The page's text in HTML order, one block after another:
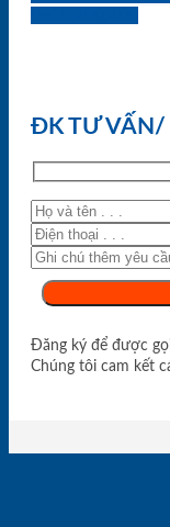
ĐK TƯ VẤN/
Đăng ký để được
Chúng tôi cam kết